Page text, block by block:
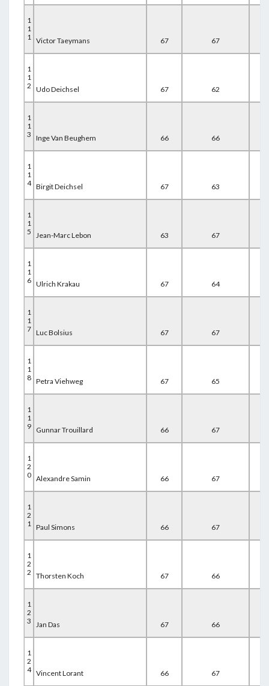
1
1
1 Victor Taeymans 67 67
1
1
2
Udo Deichsel 67 62
1
1
3
Inge Van Beughem 66 66
1
1
4 Birgit Deichsel 67 63
1
1
5
Jean-Marc Lebon 63 67
1
1
6 Ulrich Krakau 67 64
1
1
7 Luc Bolsius 67 67
1
1
8 Petra Viehweg 67 65
1
1
9
Gunnar Trouillard 66 67
1
2
0 Alexandre Samin 66 67
1
2
1 Paul Simons 66 67
1
2
2
Thorsten Koch 67 66
1
2
3
Jan Das 67 66
1
2
4 Vincent Lorant 66 67